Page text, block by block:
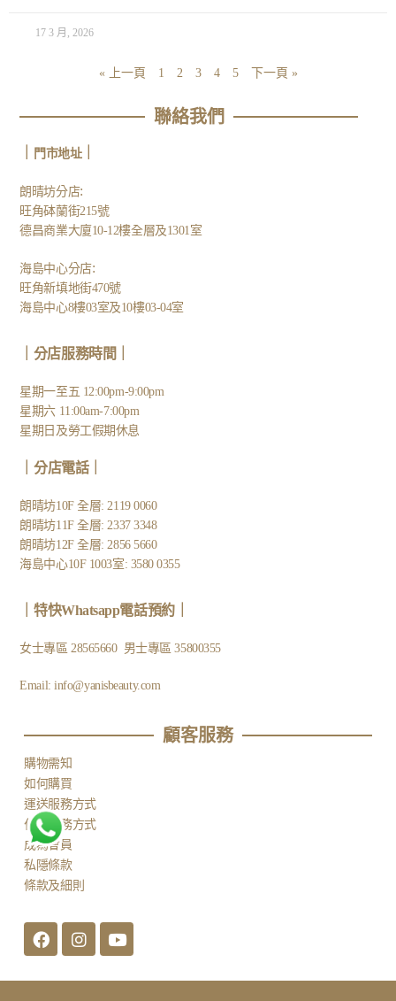
17 3 月, 2026
« 上一頁 1 2 3 4 5 下一頁 »
聯絡我們
門市地址｜
朗晴坊分店:
旺角砵蘭街215號
德昌商業大廈10-12樓全層及1301室
海島中心分店:
旺角新填地街470號
海島中心8樓03室及10樓03-04室
｜分店服務時間｜
星期一至五 12:00pm-9:00pm
星期六 11:00am-7:00pm
星期日及勞工假期休息
分店電話｜
朗晴坊10F 全層: 2119 0060
朗晴坊11F 全層: 2337 3348
朗晴坊12F 全層: 2856 5660
海島中心10F 1003室: 3580 0355
特快Whatsapp電話預約｜
女士專區28565660 男士專區35800355
Email:info@yanisbeauty.com
顧客服務​
購物需知
如何購買
運送服務方式
付款服務方式
成為會員
私隱條款
條款及細則